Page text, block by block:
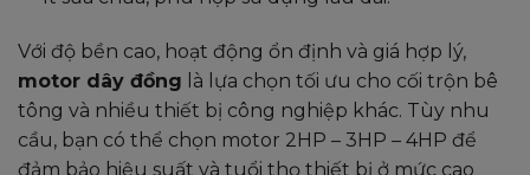
Với độ bền cao, hoạt động ổn định và giá hợp lý,
motor dây đồng là lựa chọn tối ưu cho cối trộn bê
tông và nhiều thiết bị công nghiệp khác. Tùy nhu
cầu, bạn có thể chọn motor 2HP – 3HP – 4HP để
đảm bảo hiệu suất và tuổi thọ thiết bị ở mức cao